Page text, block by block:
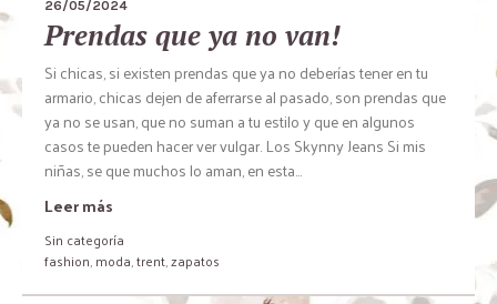
26/05/2024
Prendas que ya no van!
Si chicas, si existen prendas que ya no deberías tener en tu
armario, chicas dejen de aferrarse al pasado, son prendas que
ya no se usan, que no suman a tu estilo y que en algunos
casos te pueden hacer ver vulgar. Los Skynny Jeans Si mis
niñas, se que muchos lo aman, en esta...
Leer más
Sin categoría
fashion,moda,trent,zapatos